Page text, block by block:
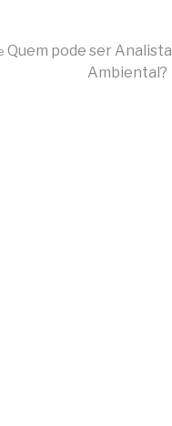
Quem pode ser Analista
Ambiental?